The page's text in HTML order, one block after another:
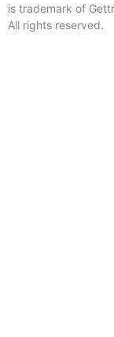
is trademark of
All rights reserved.